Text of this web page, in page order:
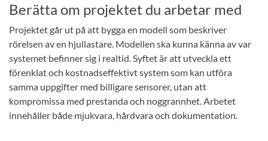
Berätta om projektet du arbetar med
Projektet går ut på att bygga en modell som beskriver
rörelsen av en hjullastare. Modellen ska kunna känna av var
systemet befinner sig i realtid. Syftet är att utveckla ett
förenklat och kostnadseffektivt system som kan utföra
samma uppgifter med billigare sensorer, utan att
kompromissa med prestanda och noggrannhet. Arbetet
innehåller både mjukvara, hårdvara och dokumentation.